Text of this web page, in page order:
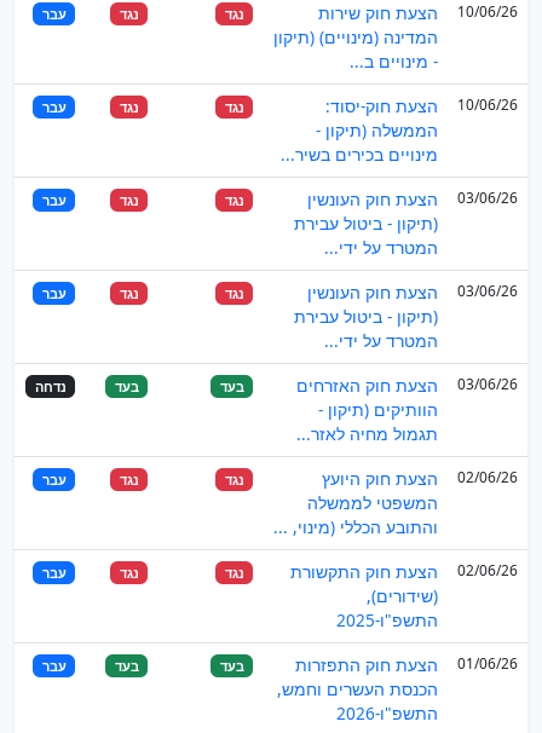
10/06/26
הצעת חוק שירות
המדינה (מינויים) (תיקון
- מינויים ב...
נגד נגד עבר
10/06/26
הצעת חוק-יסוד:
הממשלה (תיקון -
מינויים בכירים בשיר...
נגד נגד עבר
03/06/26
הצעת חוק העונשין
(תיקון - ביטול עבירת
המטרד על ידי...
נגד נגד עבר
03/06/26
הצעת חוק העונשין
(תיקון - ביטול עבירת
המטרד על ידי...
נגד נגד עבר
03/06/26
הצעת חוק האזרחים
הוותיקים (תיקון -
תגמול מחיה לאזר...
בעד בעד נדחה
02/06/26
הצעת חוק היועץ
המשפטי לממשלה
והתובע הכללי (מינוי, ...
נגד נגד עבר
02/06/26
הצעת חוק התקשורת
(שידורים),
התשפ"ו-2025
נגד נגד עבר
01/06/26
הצעת חוק התפזרות
הכנסת העשרים וחמש,
התשפ"ו-2026
בעד בעד עבר